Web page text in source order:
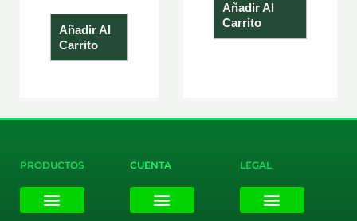
Añadir Al
Carrito
Añadir Al
Carrito
PRODUCTOS CUENTA LEGAL